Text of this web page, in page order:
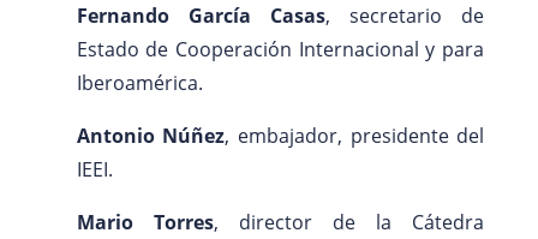
Fernando García Casas, secretario de
Estado de Cooperación Internacional y para
Iberoamérica.
Antonio Núñez, embajador, presidente del
IEEI.
Mario Torres, director de la Cátedra